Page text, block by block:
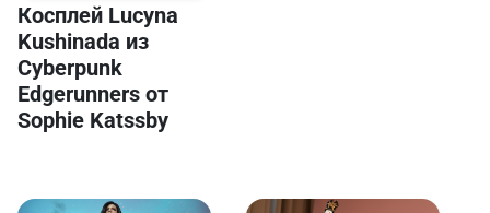
Косплей Lucyna
Kushinada из
Cyberpunk
Edgerunners от
Sophie Katssby